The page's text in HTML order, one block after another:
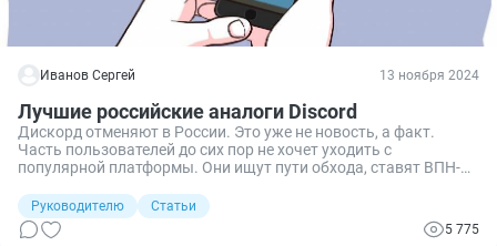
Иванов Сергей 13 ноября 2024
Лучшие российские аналоги Discord
Дискорд отменяют в России. Это уже не новость, а факт.
Часть пользователей до сих пор не хочет уходить с
популярной платформы. Они ищут пути обхода, ставят ВПН-
приступы негодования. Давайте посмотрим, можно ли
отказаться от удобного, но уже отмененного сервиса, поискав
альтернативу среди отечественных программ.
Руководителю
Статьи
5 775